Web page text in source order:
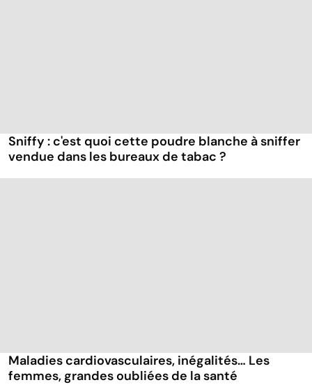
Sniffy : c'est quoi cette poudre blanche à sniffer
vendue dans les bureaux de tabac ?
Maladies cardiovasculaires, inégalités… Les
femmes, grandes oubliées de la santé